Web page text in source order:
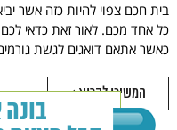
בית חכם צפוי להיות כזה אשר
כל אחד מכם. לאור זאת כדאי לכם
כאשר אתאם דואגים לגשת
המשיכו לקרוא >